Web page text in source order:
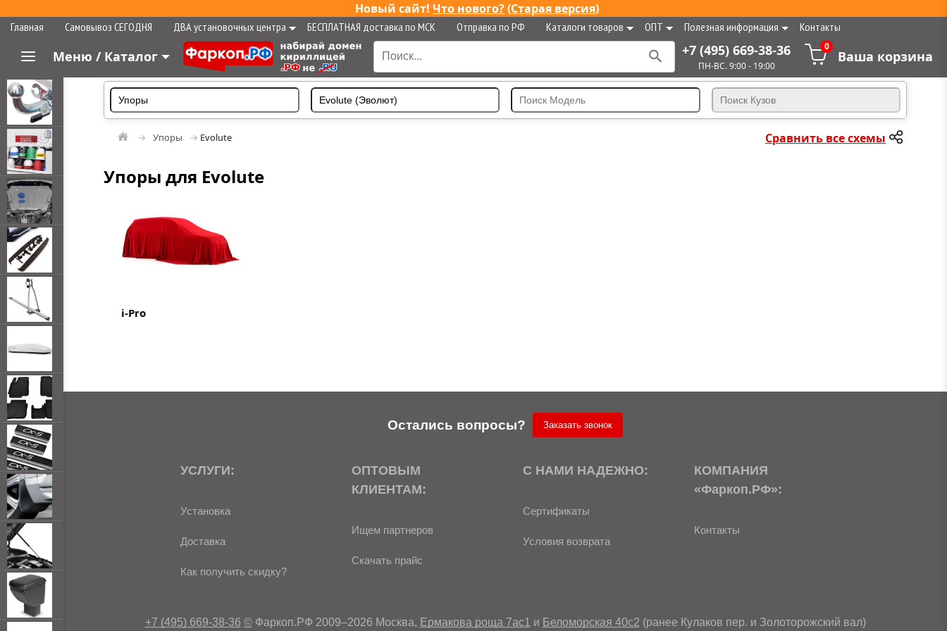
Новый сайт! Что нового?(Старая версия)
Главная Самовывоз СЕГОДНЯ ДВА установочных центра БЕСПЛАТНАЯ доставка по МСК Отправка по РФ Каталоги товаров ОПТ Полезная информация Контакты
Меню / Каталог +7 (495) 669-38-36
ПН-ВС. 9:00 - 19:00
0
Ваша корзина
Упоры Evolute Сравнить все схемы
Упоры для Evolute
i-Pro
Остались вопросы? Заказать звонок
УСЛУГИ:
Установка
Доставка
Как получить скидку?
ОПТОВЫМ
КЛИЕНТАМ:
Ищем партнеров
Скачать прайс
С НАМИ НАДЕЖНО:
Сертификаты
Условия возврата
КОМПАНИЯ
«Фаркоп.РФ»:
Контакты
+7 (495) 669-38-36 ©Фаркоп.РФ 2009–2026 Москва, Ермакова роща 7ас1 и Беломорская 40с2 (ранее Кулаков пер. и Золоторожский вал)